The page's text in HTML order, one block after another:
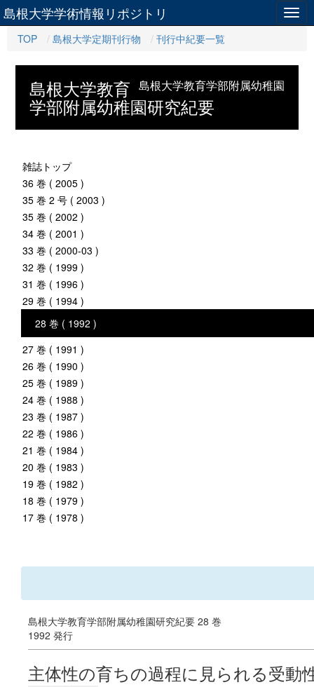
島根大学学術情報リポジトリ
TOP 島根大学定期刊行物 刊行中紀要一覧
島根大学教育学部附属幼稚園
島根大学教育
学部附属幼稚園研究紀要
雑誌トップ
36 巻 ( 2005 )
35 巻 2 号 ( 2003 )
35 巻 ( 2002 )
34 巻 ( 2001 )
33 巻 ( 2000-03 )
32 巻 ( 1999 )
31 巻 ( 1996 )
29 巻 ( 1994 )
28 巻 ( 1992 )
27 巻 ( 1991 )
26 巻 ( 1990 )
25 巻 ( 1989 )
24 巻 ( 1988 )
23 巻 ( 1987 )
22 巻 ( 1986 )
21 巻 ( 1984 )
20 巻 ( 1983 )
19 巻 ( 1982 )
18 巻 ( 1979 )
17 巻 ( 1978 )
島根大学教育学部附属幼稚園研究紀要 28 巻
1992 発行
主体性の育ちの過程に見られる受動